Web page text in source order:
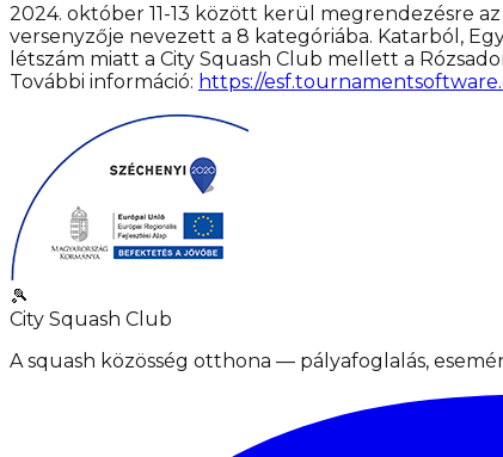
2024. október 11-13 között kerül megrendezésre
versenyzője nevezett a 8 kategóriába. Katarból,
létszám miatt a City Squash Club mellett a
További információ: https://
🎾
City Squash Club
A squash közösség otthona — pályafoglalás,